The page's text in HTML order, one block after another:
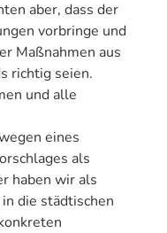
aber, dass der
vorbringe und
Maßnahmen aus
richtig seien.
und alle
eines
als
haben wir als
die städtischen